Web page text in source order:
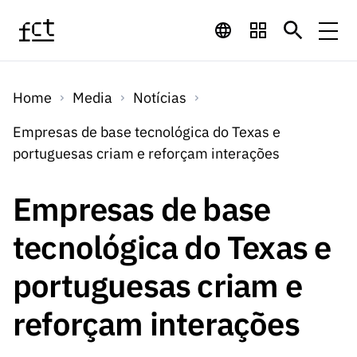
Financiamento
Programas de
Financiamento
Internacional
Prémios
LINKS
RÁPIDOS
Computaç
Emprego
Científico
Projetos
I&D
Concursos
Concursos Previstos
Concursos Fechados
Calendário de
Concursos FCT 2026
RÁPIDOS
Bolsas
Científico
Projetos
I&D
Serviços
ServiçosServiços digitais:
Tecnologia para o
Conhecimento
Media
MediaNotícias
Notas de Imprensa
LINKS
RÁPIDOS
Sobre
Home Media
Notícias
Empresas de base tecnológica do Texas e
portuguesas criam e reforçam interações
Empresas de base
tecnológica do Texas e
portuguesas criam e
reforçam interações